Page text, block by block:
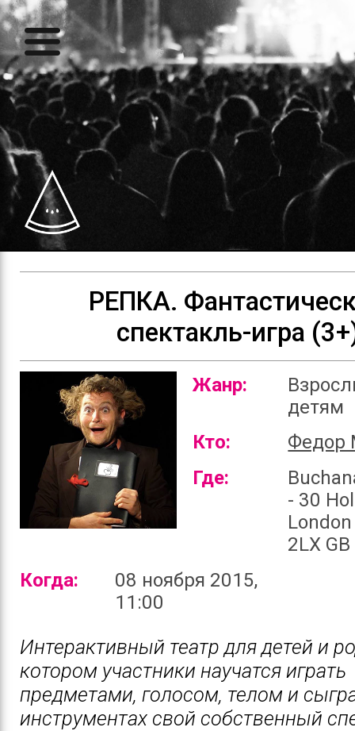
РЕПКА.
спектакль-игра
Жанр:
детям
Кто:
Федор
Где:
- 30
2LX GB
Когда:
08 ноября 2015,
11:00
Интерактивный театр для детей и
котором участники научатся играть
предметами, голосом, телом и
инструментах свой собственный